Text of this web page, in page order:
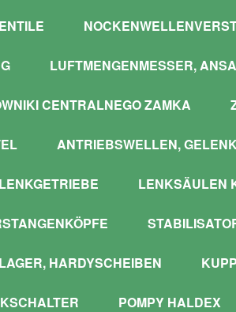
LUFTMENGENMESSER,
CENTRALNEGO ZAMKA
ANTRIEBSWELLEN,
LENKGETRIEBE LENKSÄULEN
HARDYSCHEIBEN
POMPY HALDEX